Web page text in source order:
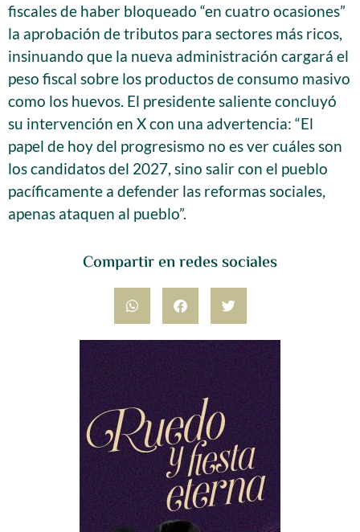
Compartir en redes sociales
fiscales de haber bloqueado “en cuatro ocasiones”
la aprobación de tributos para sectores más ricos,
insinuando que la nueva administración cargará el
peso fiscal sobre los productos de consumo masivo
como los huevos. El presidente saliente concluyó
su intervención en X con una advertencia: “El
papel de hoy del progresismo no es ver cuáles son
los candidatos del 2027, sino salir con el pueblo
pacíficamente a defender las reformas sociales,
apenas ataquen al pueblo”.